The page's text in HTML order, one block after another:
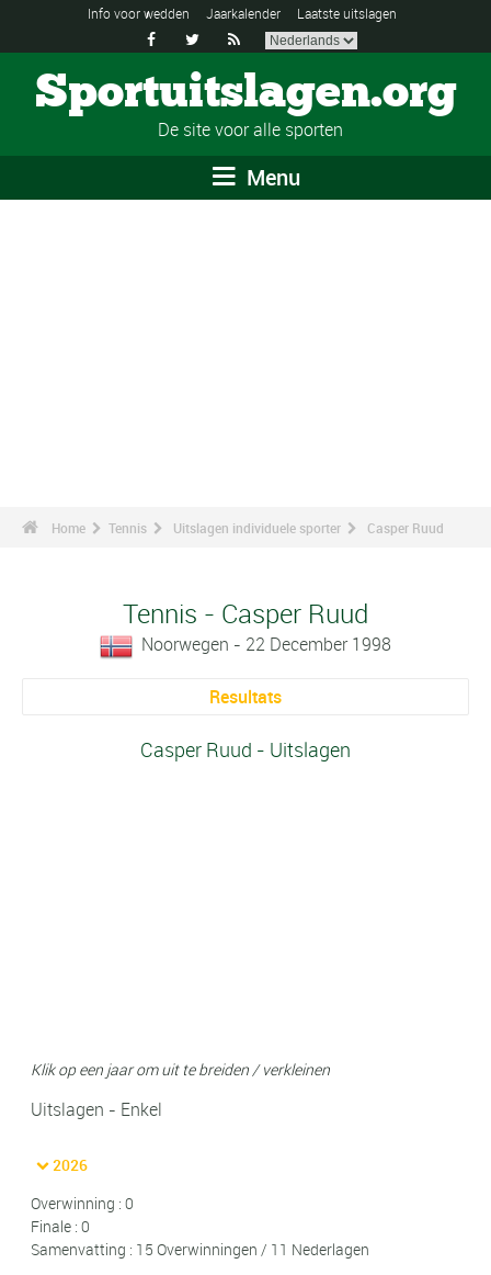
Info voor wedden Jaarkalender Laatste uitslagen
  
Sportuitslagen.org
De site voor alle sporten
Menu
Home Tennis Uitslagen individuele sporter Casper Ruud
Tennis - Casper Ruud
Noorwegen - 22 December 1998
Resultats
Casper Ruud - Uitslagen
Klik op een jaar om uit te breiden / verkleinen
Uitslagen - Enkel
2026
Overwinning : 0
Finale : 0
Samenvatting : 15 Overwinningen / 11 Nederlagen